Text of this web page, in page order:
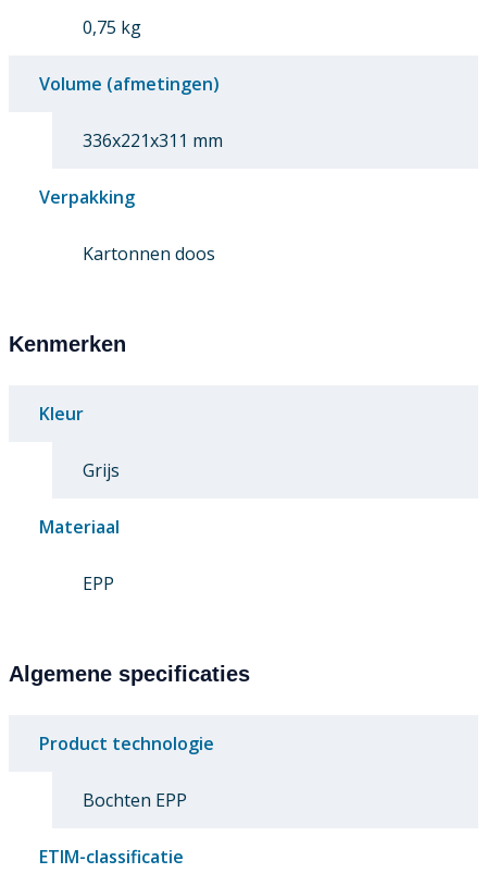
0,75 kg
Volume (afmetingen)
336x221x311 mm
Verpakking
Kartonnen doos
Kenmerken
Kleur
Grijs
Materiaal
EPP
Algemene specificaties
Product technologie
Bochten EPP
ETIM-classificatie